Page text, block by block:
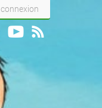
connexion